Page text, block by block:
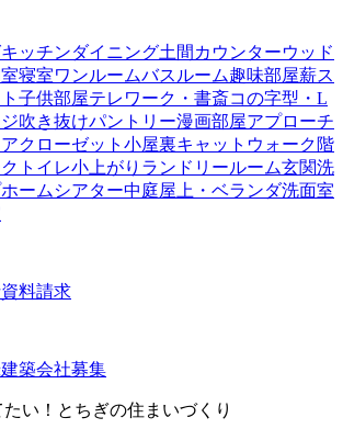
キッチンダイニング土間 カウンターウッド
寝室ワンルームバスルーム趣味部屋薪ス
子供部屋テレワーク・書斎コの字型・L
吹き抜けパントリー漫画部屋アプローチ
アクローゼット 小屋裏キャットウォーク 階
トイレ小上がり ランドリールーム玄関洗
ホームシアター中庭屋上・ベランダ洗面室
い！とちぎの住まいづくり